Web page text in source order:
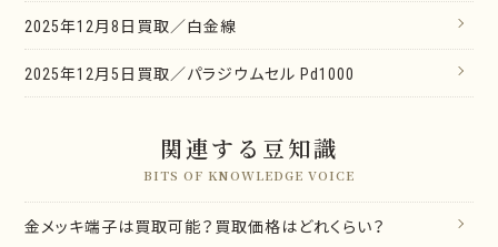
2025年12月8日買取／白金線
2025年12月5日買取／パラジウムセル Pd1000
関連する豆知識
BITS OF KNOWLEDGE VOICE
金メッキ端子は買取可能？買取価格はどれくらい？